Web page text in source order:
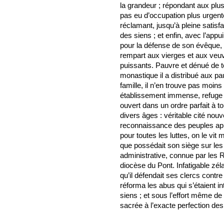
la grandeur ; répondant aux
pas eu d’occupation plus
réclamant, jusqu’à pleine
des siens ; et enfin, avec
pour la défense de son
rempart aux vierges et aux
puissants. Pauvre et dénué de
monastique il a distribué aux
famille, il n’en trouve pas
établissement immense,
ouvert dans un ordre parfait à
divers âges : véritable cité
reconnaissance des peuples
pour toutes les luttes, on le vit
que possédait son siège sur
administrative, connue par les
diocèse du Pont. Infatigable
qu’il défendait ses clercs
réforma les abus qui s’étaient
siens ; et sous l’effort même
sacrée à l’exacte perfection